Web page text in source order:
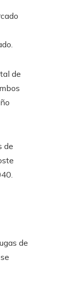
de
de
de